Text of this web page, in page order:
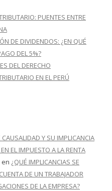
PUENTES ENTRE
DE DIVIDENDOS: ¿EN QUÉ
DEL 5%?
DEL DERECHO
EN EL PERÚ
CAUSALIDAD Y SU IMPLICANCIA
EL IMPUESTO A LA RENTA
en ¿QUÉ IMPLICANCIAS SE
DE UN TRABAJADOR
DE LA EMPRESA?